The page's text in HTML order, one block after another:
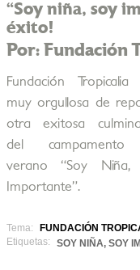
“Soy niña, soy
éxito!
Por: Fundación
Fundación Tropicalia
muy orgullosa de
otra exitosa
del
verano “Soy Niña,
Importante”.
Tema:
FUNDACIÓN
Etiquetas:
SOY NIÑA, SOY